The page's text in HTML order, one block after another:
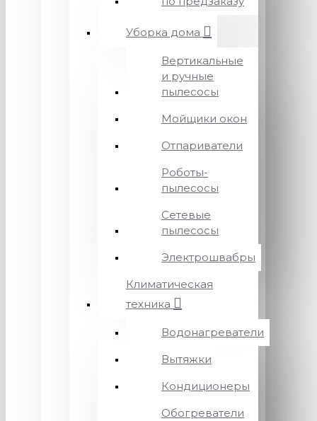
Уборка дома
Вертикальные
и ручные
пылесосы
Мойщики окон
Отпариватели
Роботы-
пылесосы
Сетевые
пылесосы
Электрошвабры
Климатическая
техника
Водонагреватели
Вытяжки
Кондиционеры
Обогреватели